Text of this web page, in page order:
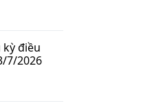
kỳ điều
7/2026